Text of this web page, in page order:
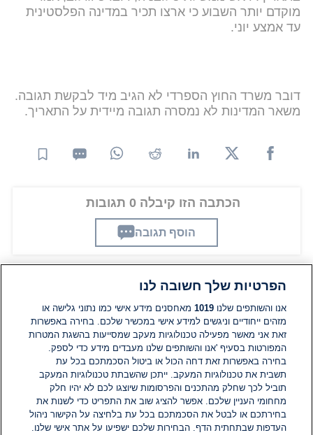
מוקדם יותר השבוע כי ארצו תכיר במדינה הפלסטינית
עד אמצע יוני.
דובר משרד החוץ הספרדי לא הגיב מיד לבקשת תגובה.
משאר המדינות לא נמסרה תגובה מיידית על התאריך.
הכתבה הזו קיבלה 0 תגובות
הוסף תגובה
תגובות
אין עדיין תגובות. היה הראשון להגיב
הוסף תגובה
הפרטיות שלך חשובה לנו
אנו והשותפים שלנו1019 מאחסנים מידע אישי כמו נתוני גלישה או
מזהים ייחודיים וניגשים למידע אישי במכשיר שלכם. בחירה באפשרות
זאת אני מאשר מפעילה טכנולוגיות מעקב שמסייעות בהשגת המטרות
המפורטות בסעיף 'אנו והשותפים שלנו מעבדים מידע כדי לספק.
בחירה באפשרות זאת דחה הכול או ביטול הסכמתכם בכל עת
תשבית את טכנולוגיות המעקב. ייתכן שהשבתת טכנולוגיות המעקב
תוביל לכך שחלק מהתכנים והפרסומות שיוצגו לכם לא יהיו חלק
מחחומי העניין שלכם. אפשר להציג שוב את התפריט כדי לשנות את
בחירתכם או לבטל את הסכמתכם בכל עת בלחיצה על הקישור ניהול
העדפות שבתחתית הדף. הבחירות שלכם ישפיעו על אתר אישי שלנו.